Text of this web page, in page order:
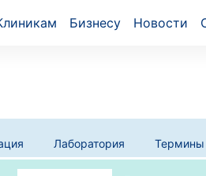
Бизнесу Новости
Лаборатория Термины